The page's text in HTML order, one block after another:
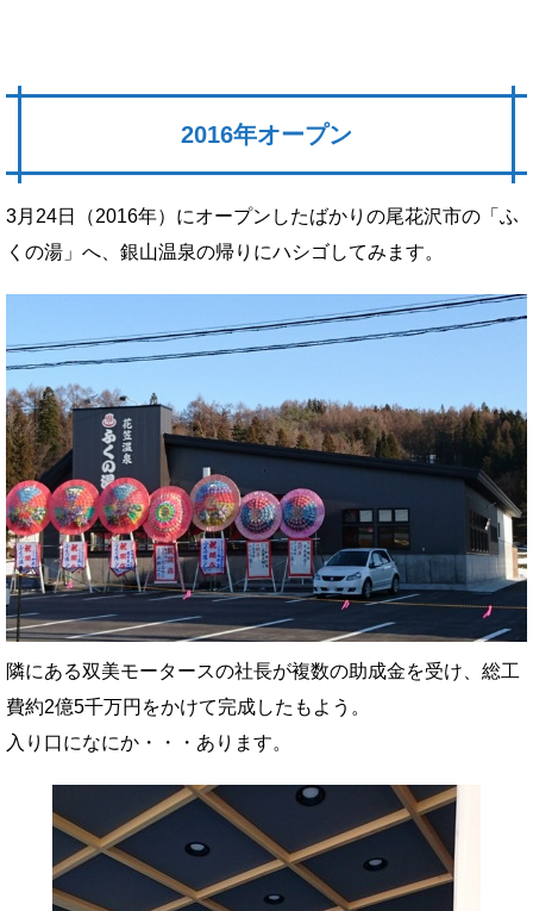
2016年オープン
3月24日（2016年）にオープンしたばかりの尾花沢市の「ふ
くの湯」へ、銀山温泉の帰りにハシゴしてみます。
隣にある双美モータースの社長が複数の助成金を受け、総工
費約2億5千万円をかけて完成したもよう。
入り口になにか・・・あります。